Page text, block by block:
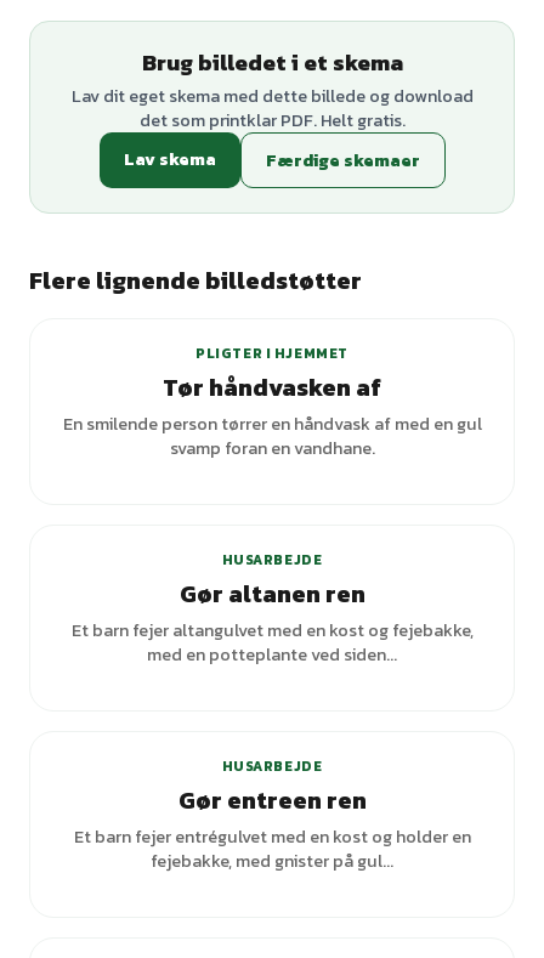
Brug billedet i et skema
Lav dit eget skema med dette billede og download
det som printklar PDF. Helt gratis.
Lav skema
Færdige skemaer
Flere lignende billedstøtter
PLIGTER I HJEMMET
Tør håndvasken af
En smilende person tørrer en håndvask af med en gul
svamp foran en vandhane.
HUSARBEJDE
Gør altanen ren
Et barn fejer altangulvet med en kost og fejebakke,
med en potteplante ved siden...
HUSARBEJDE
Gør entreen ren
Et barn fejer entrégulvet med en kost og holder en
fejebakke, med gnister på gul...